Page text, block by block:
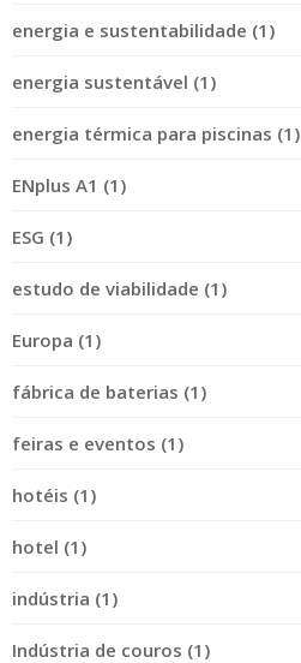
energia e sustentabilidade (1)
energia sustentável (1)
energia térmica para piscinas (1)
ENplus A1 (1)
ESG (1)
estudo de viabilidade (1)
Europa (1)
fábrica de baterias (1)
feiras e eventos (1)
hotéis (1)
hotel (1)
indústria (1)
Indústria de couros (1)